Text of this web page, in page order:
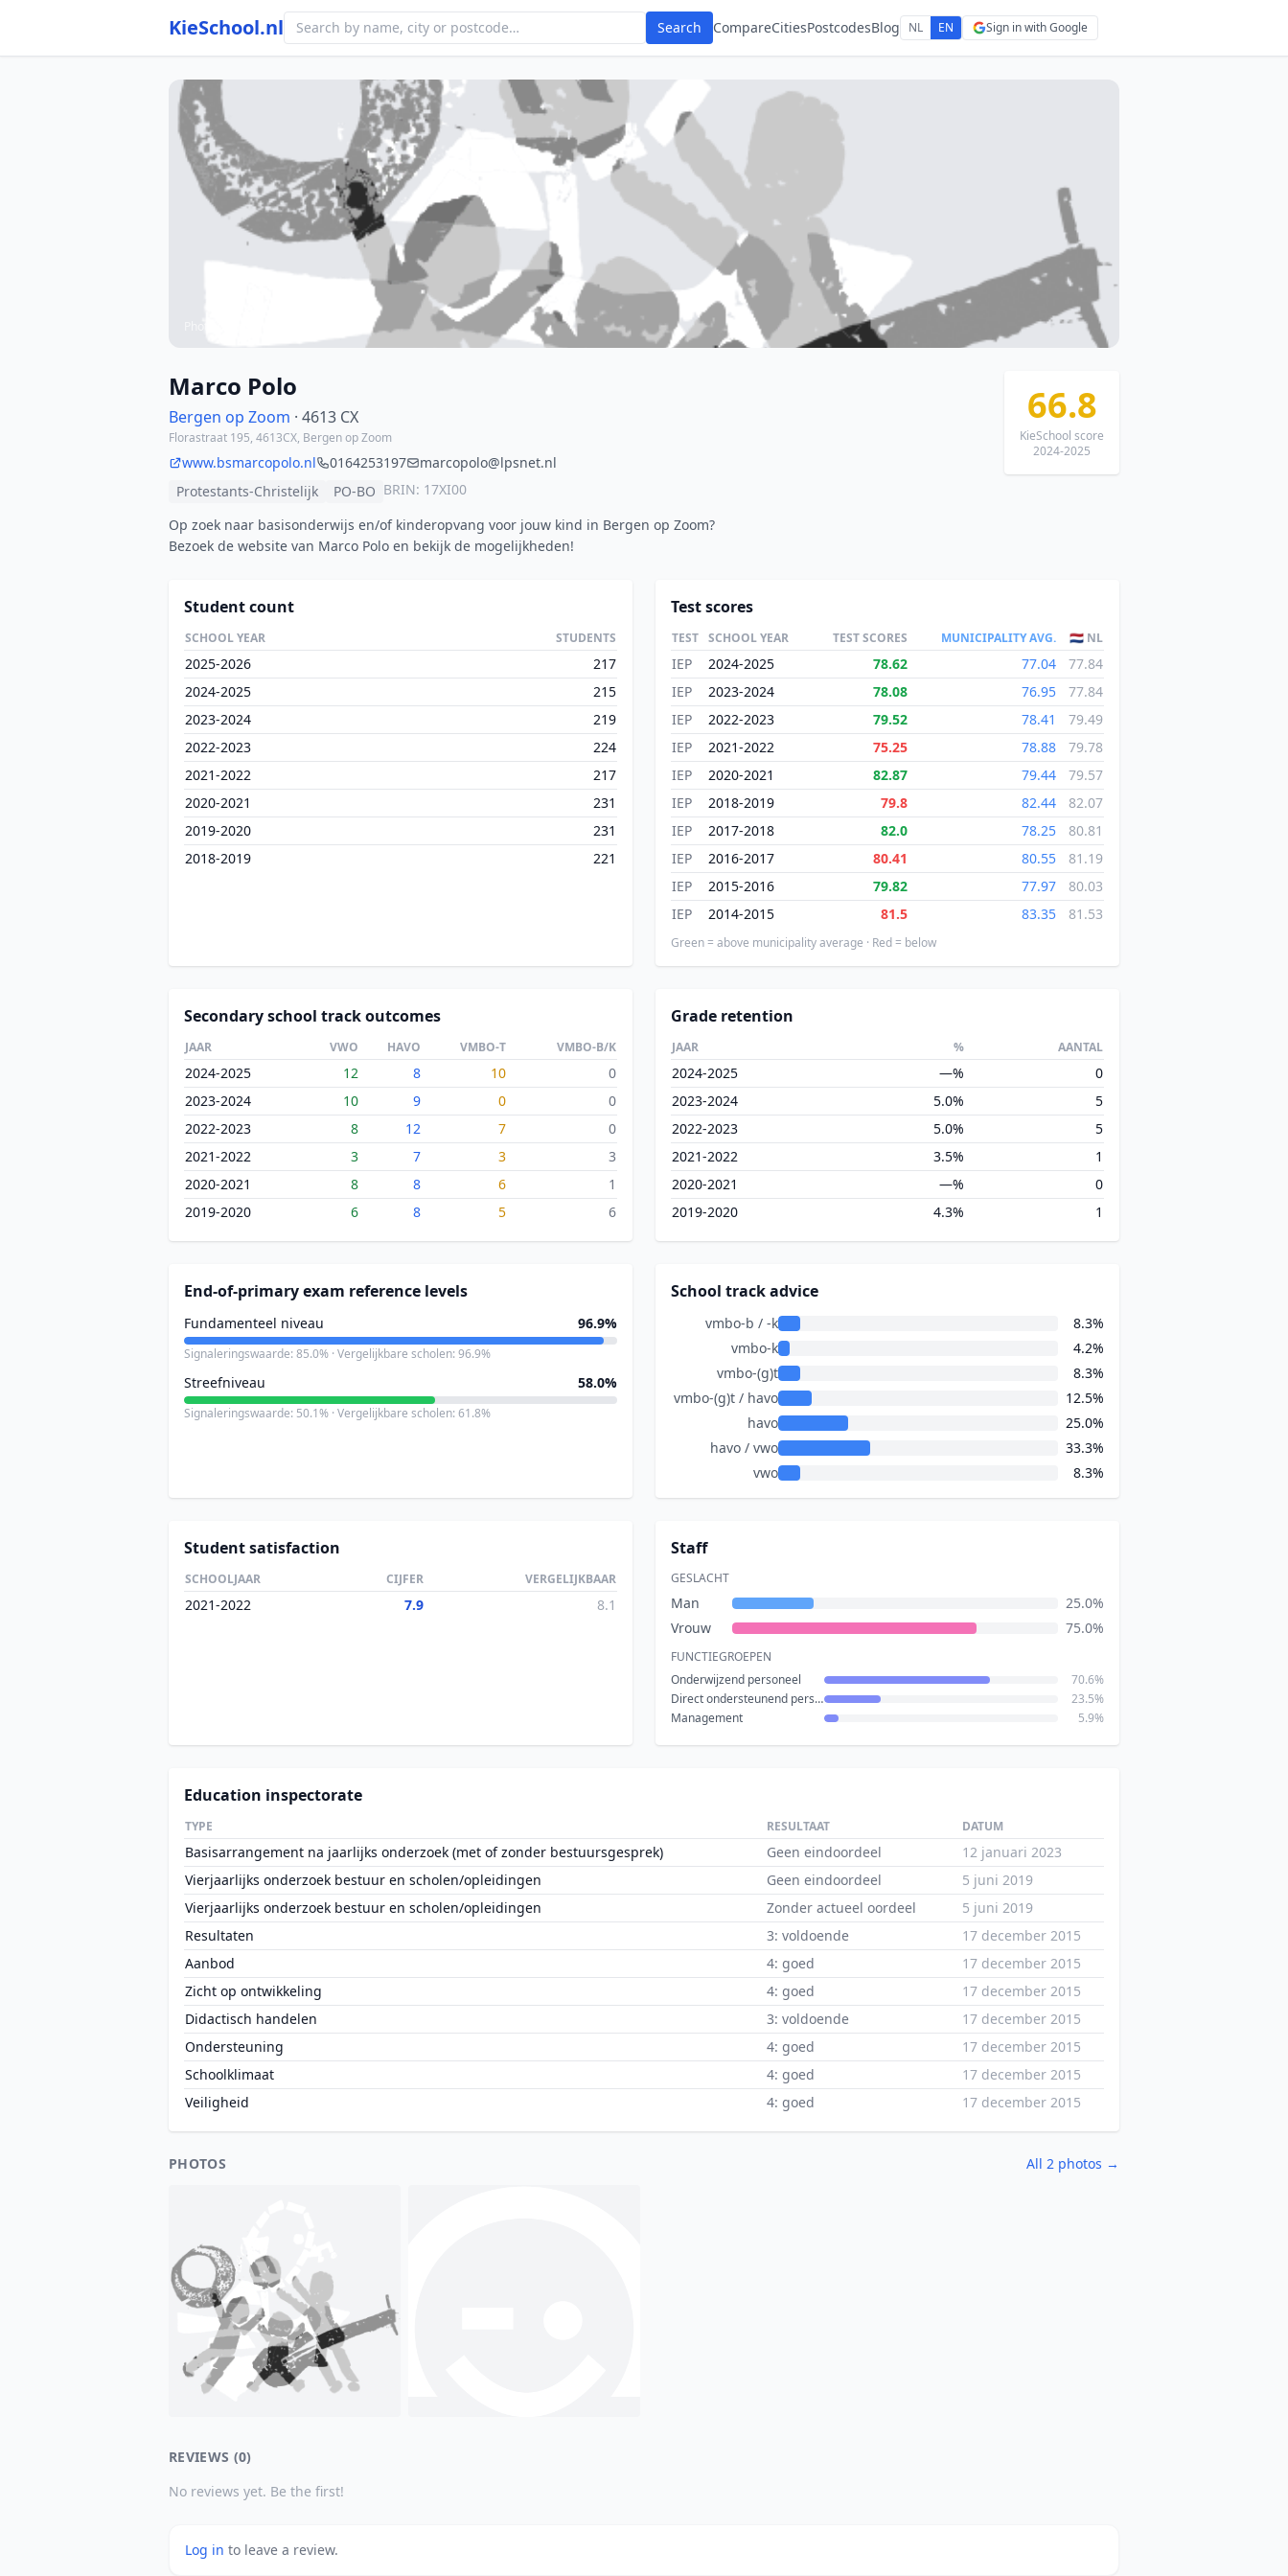
KieSchool.nl Search CompareCitiesPostcodesBlog NL EN Sign in with Google
Marco Polo
Bergen op Zoom · 4613 CX
Florastraat 195, 4613CX, Bergen op Zoom
www.bsmarcopolo.nl 0164253197
marcopolo@lpsnet.nl
Protestants-Christelijk
PO-BO BRIN: 17XI00
Op zoek naar basisonderwijs en/of kinderopvang voor jouw kind in Bergen op Zoom?
Bezoek de website van Marco Polo en bekijk de mogelijkheden!
66.8
KieSchool score
2024-2025
Student count
SCHOOL YEAR STUDENTS
2025-2026
217
2024-2025
215
2023-2024
219
2022-2023
224
2021-2022
217
2020-2021
231
2019-2020
231
2018-2019
221
Test scores
TEST SCHOOL YEAR TEST SCORES MUNICIPALITY AVG. 🇳🇱 NL
IEP 2024-2025 78.62 77.04
77.84
IEP
2023-2024 78.08 76.95
77.84
IEP
2022-2023 79.52 78.41
79.49
IEP
2021-2022 75.25 78.88
79.78
IEP
2020-2021 82.87 79.44
79.57
IEP
2018-2019 79.8 82.44
82.07
IEP
2017-2018 82.0 78.25
80.81
IEP
2016-2017 80.41 80.55
81.19
IEP
2015-2016 79.82 77.97
80.03
IEP
2014-2015 81.5 83.35 81.53
Green = above municipality average · Red = below
Secondary school track outcomes
JAAR VWO HAVO VMBO-T VMBO-B/K
2024-2025 12 8 10
0
2023-2024
10 9 0
0
2022-2023
8 12 7
0
2021-2022
3 7 3
3
2020-2021
8 8 6
1
2019-2020
6 8 5 6
Grade retention
JAAR % AANTAL
2024-2025 —%
0
2023-2024
5.0%
5
2022-2023
5.0%
5
2021-2022
3.5%
1
2020-2021
—%
0
2019-2020
4.3% 1
End-of-primary exam reference levels
Fundamenteel niveau 96.9%
Signaleringswaarde: 85.0% · Vergelijkbare scholen: 96.9%
Streefniveau 58.0%
Signaleringswaarde: 50.1% · Vergelijkbare scholen: 61.8%
School track advice
vmbo-b / -k
8.3%
vmbo-k
4.2%
vmbo-(g)t
8.3%
vmbo-(g)t / havo
12.5%
havo
25.0%
havo / vwo
33.3%
vwo
8.3%
Student satisfaction
SCHOOLJAAR CIJFER VERGELIJKBAAR
2021-2022 7.9 8.1
Staff
GESLACHT
Man
25.0%
Vrouw
75.0%
FUNCTIEGROEPEN
Onderwijzend personeel
70.6%
Direct ondersteunend personeel
23.5%
Management
5.9%
Education inspectorate
TYPE RESULTAAT DATUM
Basisarrangement na jaarlijks onderzoek (met of zonder bestuursgesprek) Geen eindoordeel
12 januari 2023
Vierjaarlijks onderzoek bestuur en scholen/opleidingen
Geen eindoordeel
5 juni 2019
Vierjaarlijks onderzoek bestuur en scholen/opleidingen
Zonder actueel oordeel
5 juni 2019
Resultaten
3: voldoende
17 december 2015
Aanbod
4: goed
17 december 2015
Zicht op ontwikkeling
4: goed
17 december 2015
Didactisch handelen
3: voldoende
17 december 2015
Ondersteuning
4: goed
17 december 2015
Schoolklimaat
4: goed
17 december 2015
Veiligheid
4: goed 17 december 2015
PHOTOS All 2 photos →
REVIEWS (0)
No reviews yet. Be the first!
Log in to leave a review.